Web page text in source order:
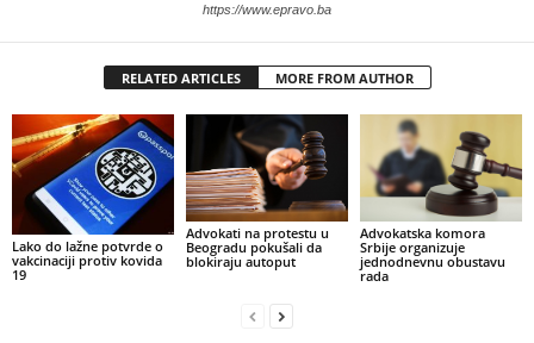
https://www.epravo.ba
RELATED ARTICLES MORE FROM AUTHOR
Lako do lažne potvrde o
vakcinaciji protiv kovida
19
Advokati na protestu u
Beogradu pokušali da
blokiraju autoput
Advokatska komora
Srbije organizuje
jednodnevnu obustavu
rada